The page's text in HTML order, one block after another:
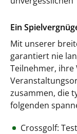
Ein
Mit unserer
garantiert nie
Teilnehmer, ihre
zusammen, die
folgenden
Crossgolf: